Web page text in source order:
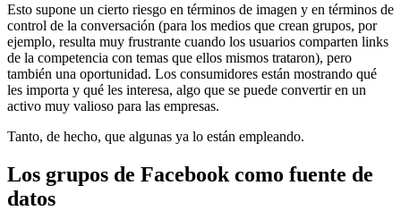
Esto supone un cierto riesgo en términos de imagen y en términos de
control de la conversación (para los medios que crean grupos, por
ejemplo, resulta muy frustrante cuando los usuarios comparten links
de la competencia con temas que ellos mismos trataron), pero
también una oportunidad. Los consumidores están mostrando qué
les importa y qué les interesa, algo que se puede convertir en un
activo muy valioso para las empresas.
Tanto, de hecho, que algunas ya lo están empleando.
Los grupos de Facebook como fuente de
datos